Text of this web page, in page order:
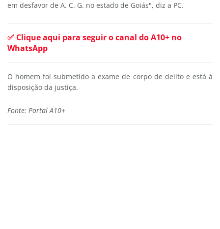
em desfavor de A. C. G. no estado de Goiás", diz a PC.
✅ Clique aqui para seguir o canal do A10+ no
WhatsApp
O homem foi submetido a exame de corpo de delito e está à
disposição da justiça.
Fonte: Portal A10+